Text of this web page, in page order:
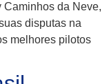
Caminhos da Neve,
disputas na
melhores pilotos